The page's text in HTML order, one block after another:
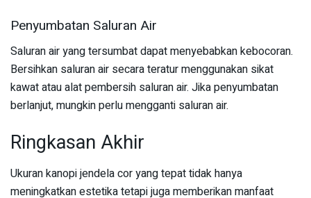
Penyumbatan Saluran Air
Saluran air yang tersumbat dapat menyebabkan kebocoran.
Bersihkan saluran air secara teratur menggunakan sikat
kawat atau alat pembersih saluran air. Jika penyumbatan
berlanjut, mungkin perlu mengganti saluran air.
Ringkasan Akhir
Ukuran kanopi jendela cor yang tepat tidak hanya
meningkatkan estetika tetapi juga memberikan manfaat